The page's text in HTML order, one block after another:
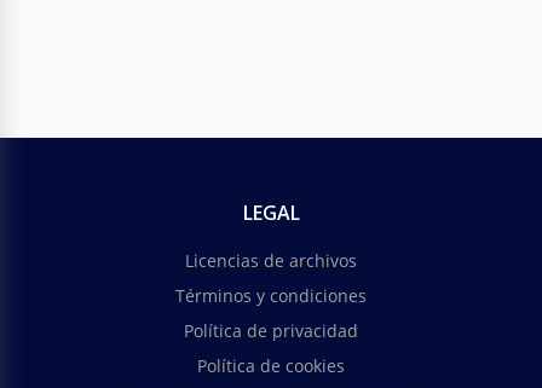
LEGAL
Licencias de archivos
Términos y condiciones
Política de privacidad
Política de cookies